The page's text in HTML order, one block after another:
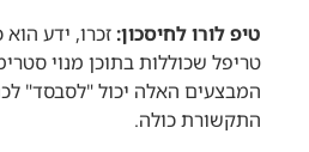
טיפ לורו לחיסכון: זכרו, ידע
טריפל שכוללות בתוכן מנוי
המבצעים האלה יכול "לסבסד"
התקשורת כולה.